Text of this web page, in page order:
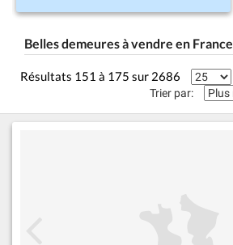
Belles demeures à vendre en France
Résultats 151 à 175 sur 2686
Trier par: